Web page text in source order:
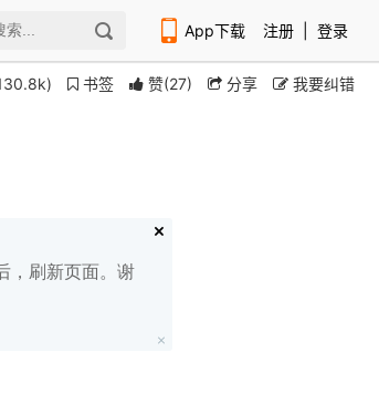
App下载 注册 登录
书签 赞(27) 分享 我要纠错
，刷新页面。谢